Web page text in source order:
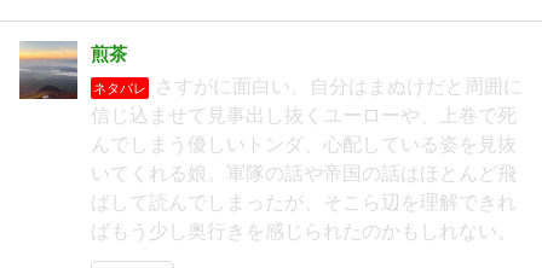
煎茶
ネタバレ
さすがに面白い。自分はまぬけだと周囲に
信じ込ませて見事出し抜くユーローや、上巻で死
んでしまう優しいトンダ、心配している姿を見抜
いてくれる娘。軍隊の話や帝国の話はほとんど飛
ばして読んでしまったが、そこら辺を理解できれ
ばもう少し奥行きを感じられたのかもしれない。